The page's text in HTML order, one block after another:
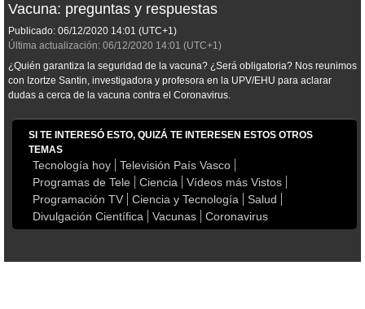
Vacuna: preguntas y respuestas
Publicado: 06/12/2020 14:01 (UTC+1)
Última actualización: 06/12/2020 14:01 (UTC+1)
¿Quién garantiza la seguridad de la vacuna? ¿Será obligatoria? Nos reunimos
con Izortze Santin, investigadora y profesora en la UPV/EHU para aclarar
dudas a cerca de la vacuna contra el Coronavirus.
SI TE INTERESÓ ESTO, QUIZÁ TE INTERESEN ESTOS OTROS
TEMAS
Tecnología hoy
Televisión País Vasco
Programas de Tele
Ciencia
Vídeos más Vistos
Programación TV
Ciencia y Tecnología
Salud
Divulgación Científica
Vacunas Coronavirus